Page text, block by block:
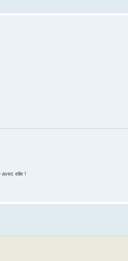
avec elle !